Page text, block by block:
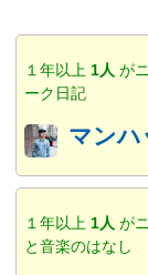
１年以上 1人 が
ーク日記
マンハ
１年以上 1人 が
と音楽のはなし